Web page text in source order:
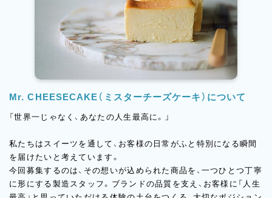
Mr. CHEESECAKE（ミスターチーズケーキ）について
「世界一じゃなく、あなたの人生最高に。」
私たちはスイーツを通して、お客様の日常がふと特別になる瞬間
を届けたいと考えています。
今回募集するのは、その想いが込められた商品を、一つひとつ丁寧
に形にする製造スタッフ。ブランドの品質を支え、お客様に「人生